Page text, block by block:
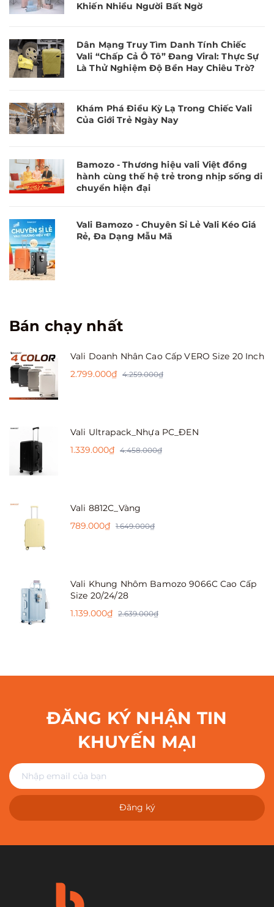
Khiến Nhiều Người Bất Ngờ
Dân Mạng Truy Tìm Danh Tính Chiếc
Vali “Chấp Cả Ô Tô” Đang Viral: Thực Sự
Là Thử Nghiệm Độ Bền Hay Chiêu Trò?
Khám Phá Điều Kỳ Lạ Trong Chiếc Vali
Của Giới Trẻ Ngày Nay
Bamozo - Thương hiệu vali Việt đồng
hành cùng thế hệ trẻ trong nhịp sống di
chuyển hiện đại
Vali Bamozo - Chuyên Sỉ Lẻ Vali Kéo Giá
Rẻ, Đa Dạng Mẫu Mã
Bán chạy nhất
Vali Doanh Nhân Cao Cấp VERO Size 20 Inch
2.799.000₫ 4.259.000₫
Vali Ultrapack_Nhựa PC_ĐEN
1.339.000₫ 4.458.000₫
Vali 8812C_Vàng
789.000₫ 1.649.000₫
Vali Khung Nhôm Bamozo 9066C Cao Cấp
Size 20/24/28
1.139.000₫ 2.639.000₫
ĐĂNG KÝ NHẬN TIN
KHUYẾN MẠI
Đăng ký